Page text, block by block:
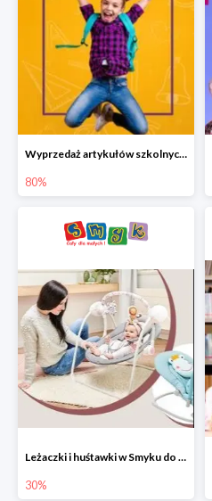
Wyprzedaż artykułów szkolnych w Smyku do -80%
80%
Leżaczki i huśtawki w Smyku do -30%
30%